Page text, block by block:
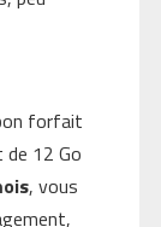
forfait
de 12 Go
, vous